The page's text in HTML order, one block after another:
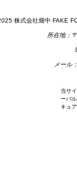
株式会社畑中 FAKE
所在地：
メール：
当サ
ーバ
キュ